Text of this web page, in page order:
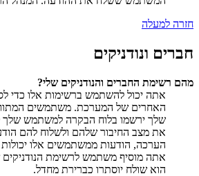
חזרה למעלה
חברים ונודניקים
מהם רשימת החברים והנודניקים שלי?
אתה יכול להשתמש ברשימות אלו כדי
האחרים של המערכת. משתמשים
שלך ירשמו בלוח הבקרה למשתמש שלך
את מצב החיבור שלהם ולשלוח להם
הערכה, הודעות ממשתמשים אלו
אתה מוסיף משתמש לרשימת
הוא שולח יוסתרו כברירת מחדל.